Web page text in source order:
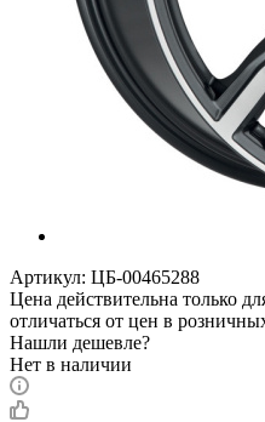
Артикул: ЦБ-00465288
Цена действительна только
отличаться от цен в
Нашли дешевле?
Нет в наличии